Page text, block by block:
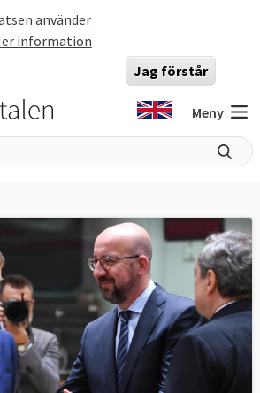
använder
information
Jag förstår
Meny